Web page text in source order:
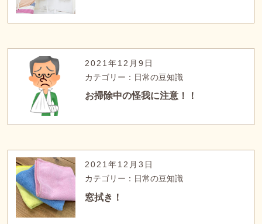
2021年12月9日
カテゴリー：日常の豆知識
お掃除中の怪我に注意！！
2021年12月3日
カテゴリー：日常の豆知識
窓拭き！